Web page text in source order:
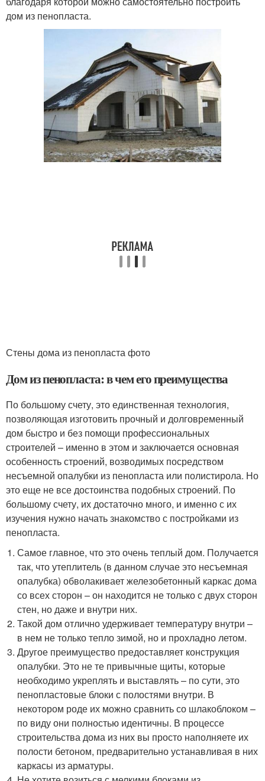
дом из пенопласта.
Стены дома из пенопласта фото
Дом из пенопласта: в чем его преимущества
По большому счету, это единственная технология,
позволяющая изготовить прочный и долговременный
дом быстро и без помощи профессиональных
строителей – именно в этом и заключается основная
особенность строений, возводимых посредством
несъемной опалубки из пенопласта или полистирола. Но
это еще не все достоинства подобных строений. По
большому счету, их достаточно много, и именно с их
изучения нужно начать знакомство с постройками из
пенопласта.
Самое главное, что это очень теплый дом. Получается
так, что утеплитель (в данном случае это несъемная
опалубка) обволакивает железобетонный каркас дома
со всех сторон – он находится не только с двух сторон
стен, но даже и внутри них.
Такой дом отлично удерживает температуру внутри –
в нем не только тепло зимой, но и прохладно летом.
Другое преимущество предоставляет конструкция
опалубки. Это не те привычные щиты, которые
необходимо укреплять и выставлять – по сути, это
пенопластовые блоки с полостями внутри. В
некотором роде их можно сравнить со шлакоблоком –
по виду они полностью идентичны. В процессе
строительства дома из них вы просто наполняете их
полости бетоном, предварительно устанавливая в них
каркасы из арматуры.